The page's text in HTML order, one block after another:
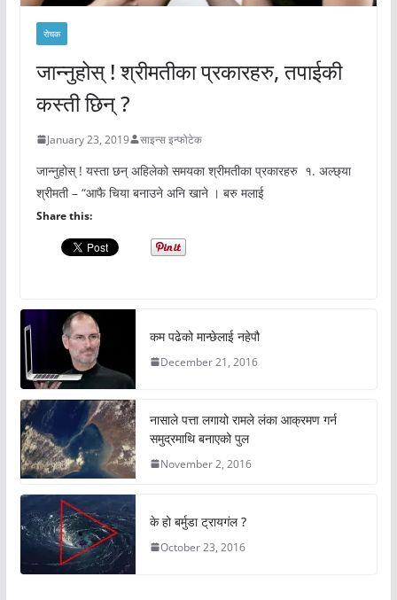
रोचक
जान्नुहोस् ! श्रीमतीका प्रकारहरु, तपाईकी
कस्ती छिन् ?
January 23, 2019 साइन्स इन्फोटेक
जान्नुहोस् ! यस्ता छन् अहिलेको समयका श्रीमतीका प्रकारहरु १. अल्छ्या
श्रीमती – “आफै चिया बनाउने अनि खाने । बरु मलाई
Share this:
कम पढेको मान्छेलाई नहेपौ
December 21, 2016
नासाले पत्ता लगायो रामले लंका आक्रमण गर्न
समुद्रमाथि बनाएको पुल
November 2, 2016
के हो बर्मुडा ट्रायगंल ?
October 23, 2016